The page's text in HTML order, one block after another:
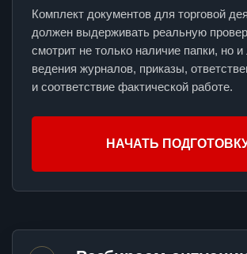
Комплект документов для торговой
должен выдерживать реальную
смотрит не только наличие папки, но и
ведения журналов, приказы,
и соответствие фактической работе.
НАЧАТЬ